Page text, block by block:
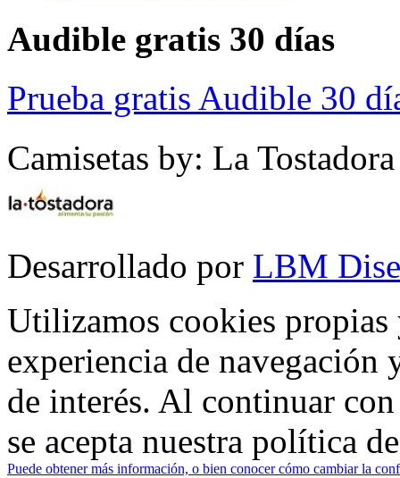
Audible gratis 30 días
Prueba gratis Audible 30
Camisetas by: La Tostadora
Desarrollado por LBM
Utilizamos cookies propias
experiencia de
de interés. Al continuar
se acepta nuestra política
Puede obtener más información, o bien conocer cómo cambiar la